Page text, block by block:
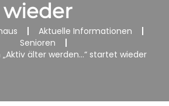
wieder
Aktuelle Informationen
Senioren
älter werden...“ startet wieder